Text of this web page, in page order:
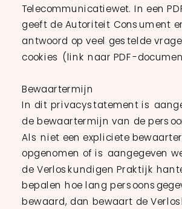
Telecommunicatiewet. In een
geeft de Autoriteit Consument
antwoord op veel gestelde
cookies (link naar PDF-
Bewaartermijn
In dit privacystatement is
de bewaartermijn van de
Als niet een expliciete
opgenomen of is aangegeven
de Verloskundigen Praktijk
bepalen hoe lang
bewaard, dan bewaart de